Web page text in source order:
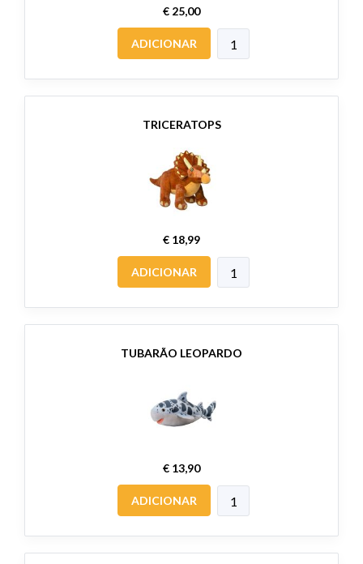
€ 25,00
ADICIONAR
TRICERATOPS
€ 18,99
ADICIONAR
TUBARÃO LEOPARDO
€ 13,90
ADICIONAR